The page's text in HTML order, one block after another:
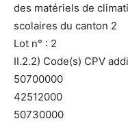
des matériels de
scolaires du canton 2
Lot n° : 2
II.2.2) Code(s) CPV
50700000
42512000
50730000